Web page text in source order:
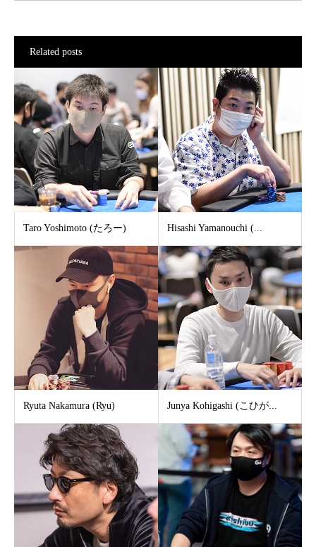
Related posts
Taro Yoshimoto (たろー) Hisashi Yamanouchi (...
Ryuta Nakamura (Ryu) Junya Kohigashi (こひが...